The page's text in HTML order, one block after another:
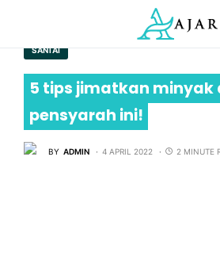
SANTAI
5 tips jimatkan minyak
pensyarah ini!
BY ADMIN 4 APRIL 2022 2 MINUTE